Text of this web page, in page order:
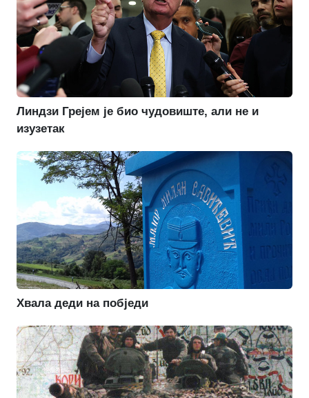
Линдзи Грејем је био чудовиште, али не и
изузетак
Хвала деди на побједи